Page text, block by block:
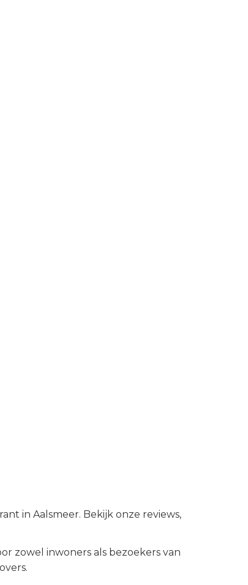
in Aalsmeer. Bekijk onze reviews,
zowel inwoners als bezoekers van